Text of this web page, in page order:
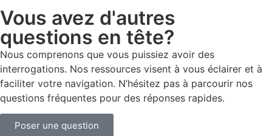
Vous avez d'autres
questions en tête?
Nous comprenons que vous puissiez avoir des
interrogations. Nos ressources visent à vous éclairer et à
faciliter votre navigation. N’hésitez pas à parcourir nos
questions fréquentes pour des réponses rapides.
Poser une question